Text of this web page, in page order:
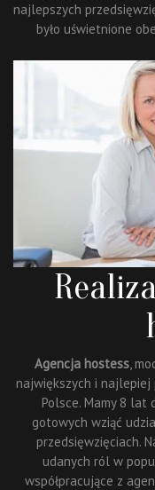
najlepszych
było uświetnione
Agencja hostess,
największych i
Polsce. Mamy 8 lat
gotowych wziąć
przedsięwzięciach.
udanych ról w
współpracujące z